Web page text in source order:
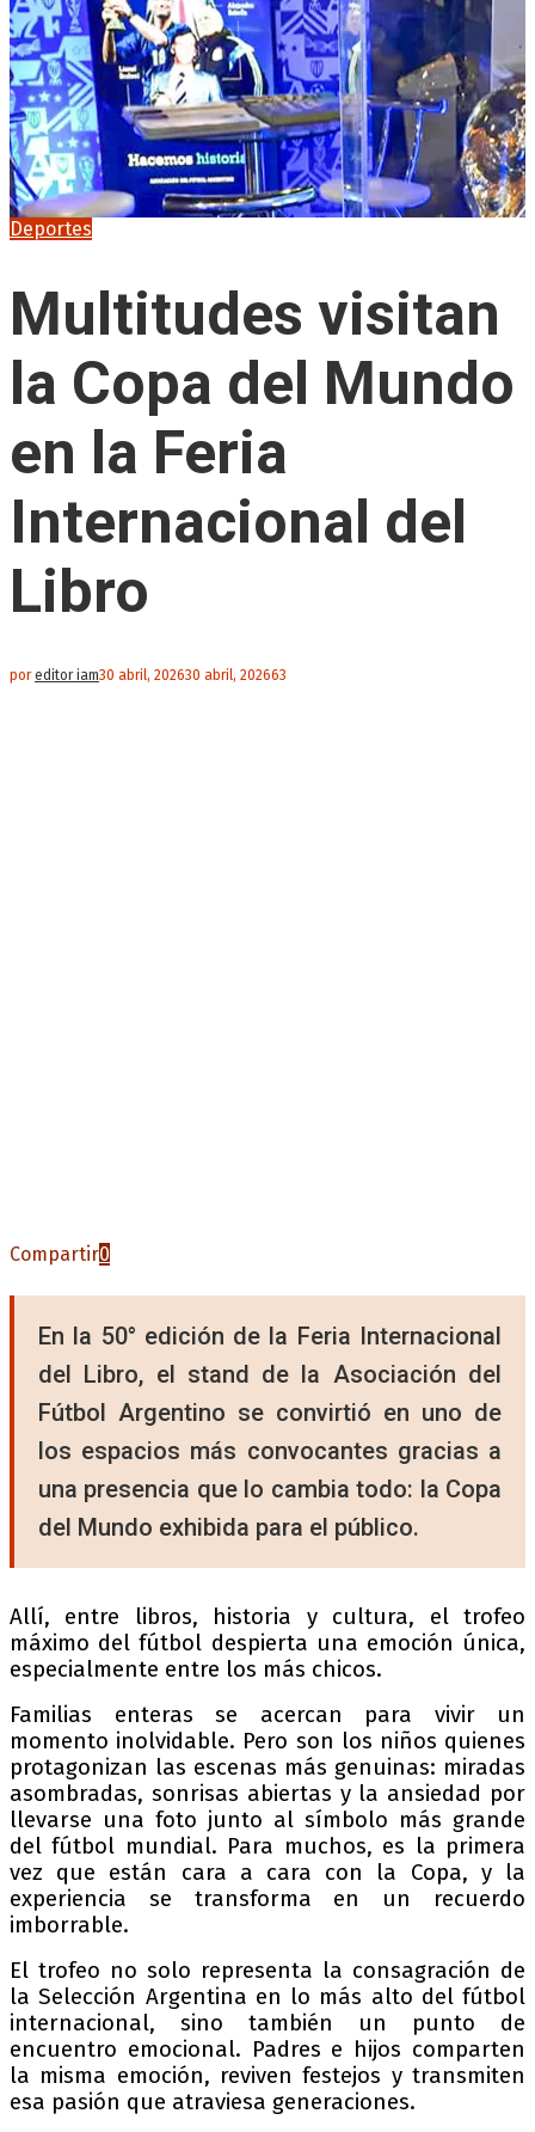
Deportes
Multitudes visitan
la Copa del Mundo
en la Feria
Internacional del
Libro
poreditor iam30 abril, 202630 abril, 202663
Compartir0
En la 50° edición de la Feria Internacional
del Libro, el stand de la Asociación del
Fútbol Argentino se convirtió en uno de
los espacios más convocantes gracias a
una presencia que lo cambia todo: la Copa
del Mundo exhibida para el público.
Allí, entre libros, historia y cultura, el trofeo
máximo del fútbol despierta una emoción única,
especialmente entre los más chicos.
Familias enteras se acercan para vivir un
momento inolvidable. Pero son los niños quienes
protagonizan las escenas más genuinas: miradas
asombradas, sonrisas abiertas y la ansiedad por
llevarse una foto junto al símbolo más grande
del fútbol mundial. Para muchos, es la primera
vez que están cara a cara con la Copa, y la
experiencia se transforma en un recuerdo
imborrable.
El trofeo no solo representa la consagración de
la Selección Argentina en lo más alto del fútbol
internacional, sino también un punto de
encuentro emocional. Padres e hijos comparten
la misma emoción, reviven festejos y transmiten
esa pasión que atraviesa generaciones.